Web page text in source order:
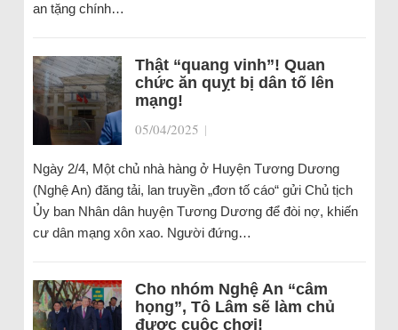
an tặng chính…
Thật “quang vinh”! Quan
chức ăn quỵt bị dân tố lên
mạng!
05/04/2025 |
Ngày 2/4, Một chủ nhà hàng ở Huyện Tương Dương
(Nghệ An) đăng tải, lan truyền „đơn tố cáo“ gửi Chủ tịch
Ủy ban Nhân dân huyện Tương Dương để đòi nợ, khiến
cư dân mạng xôn xao. Người đứng…
Cho nhóm Nghệ An “câm
họng”, Tô Lâm sẽ làm chủ
được cuộc chơi!